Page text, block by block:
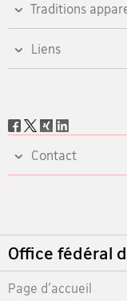
Traditions
Liens
Social
Contact
Footer
Office fédéral
Page d'accueil